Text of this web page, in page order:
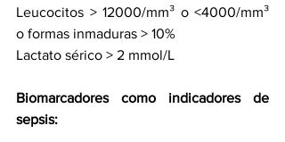
Leucocitos > 12000/mm³ o <4000/mm³
o formas inmaduras > 10%
Lactato sérico > 2 mmol/L
Biomarcadores como indicadores de
sepsis: